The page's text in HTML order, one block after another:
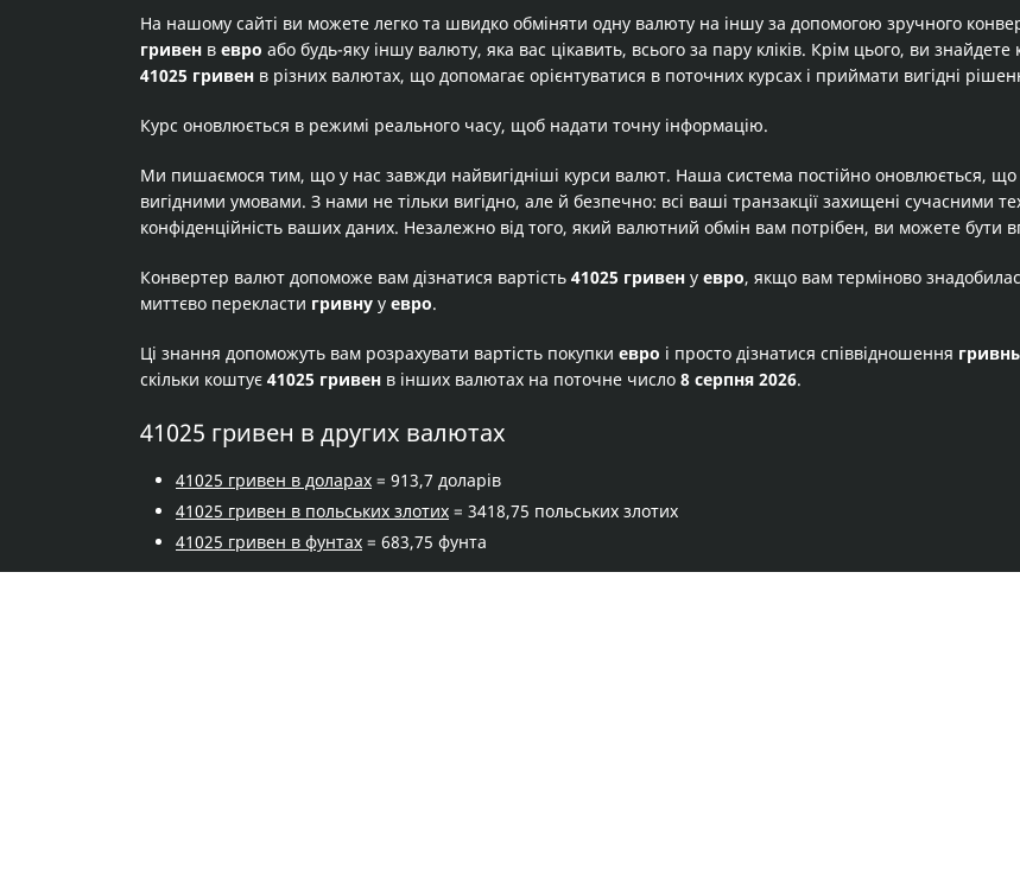
На нашому сайті ви можете легко та швидко обміняти одну валюту на іншу за допомогою зручного
гривен в евро або будь-яку іншу валюту, яка вас цікавить, всього за пару кліків. Крім цього, ви
41025 гривен в різних валютах, що допомагає орієнтуватися в поточних курсах і приймати вигідні
Курс оновлюється в режимі реального часу, щоб надати точну інформацію.
Ми пишаємося тим, що у нас завжди найвигідніші курси валют. Наша система постійно оновлюється,
вигідними умовами. З нами не тільки вигідно, але й безпечно: всі ваші транзакції захищені сучасними
конфіденційність ваших даних. Незалежно від того, який валютний обмін вам потрібен, ви можете
Конвертер валют допоможе вам дізнатися вартість 41025 гривен у евро, якщо вам терміново
миттєво перекласти гривну у евро.
Ці знання допоможуть вам розрахувати вартість покупки евро і просто дізнатися співвідношення
скільки коштує 41025 гривен в інших валютах на поточне число 8 серпня 2026.
41025 гривен в других валютах
41025 гривен в доларах = 913,7 доларів
41025 гривен в польських злотих = 3418,75 польських злотих
41025 гривен в фунтах = 683,75 фунта